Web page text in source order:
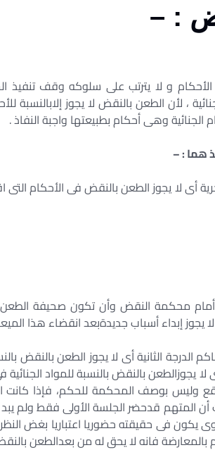
: –
و لا يترتب على سلوكه وقف تنفيذ
الطعن بالنقض لا يجوز إلابالنسبة
وهى أحكام بطبيعتها واجبة النفاذ .
هما : –
أى لا يجوز الطعن بالنقض فى الأحكام التى
محكمة النقض وأن تكون صحيفة
إبداء أسباب جديدةبعد انقضاء هذا
الثانية أى لا يجوز الطعن بالنقض
يجوزالطعن بالنقض بالنسبة للمواد الجنائية
الواقع وليس بوصف المحكمة للحكم، فإذا
المتهم قدحضر الجلسة الأولى فقط ولم
يكون فى حقيقته حضوريا اعتباريا بغض
فانه لا يحق له من بعدالطعن